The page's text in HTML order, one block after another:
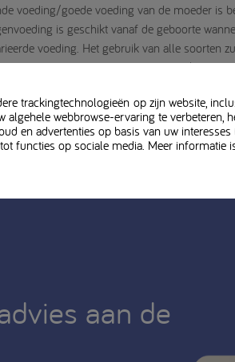
voeding/goede voeding van de moeder
is geschikt vanaf de geboorte
voeding. Het gebruik van alle soorten
diëtist, apotheker of
worden gebruikt onder medisch toezicht.
aan de
trackingtechnologieën op zijn website,
webbrowse-ervaring te verbeteren,
en advertenties op basis van uw
functies op sociale media. Meer informatie